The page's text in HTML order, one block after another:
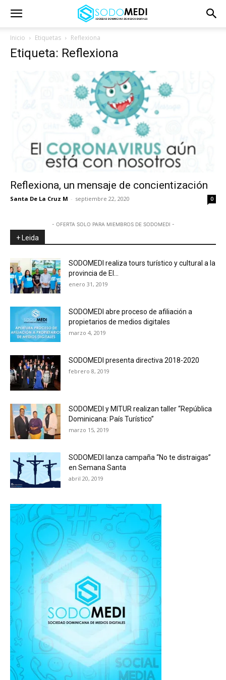
Inicio Etiquetas Reflexiona
Etiqueta: Reflexiona
Reflexiona, un mensaje de concientización
Santa De La Cruz M - septiembre 22, 2020 0
- OFERTA SOLO PARA MIEMBROS DE SODOMEDI -
+ Leida
SODOMEDI realiza tours turístico y cultural a la
provincia de El...
enero 31, 2019
SODOMEDI abre proceso de afiliación a
propietarios de medios digitales
marzo 4, 2019
SODOMEDI presenta directiva 2018-2020
febrero 8, 2019
SODOMEDI y MITUR realizan taller “República
Dominicana: País Turístico”
marzo 15, 2019
SODOMEDI lanza campaña “No te distraigas”
en Semana Santa
abril 20, 2019